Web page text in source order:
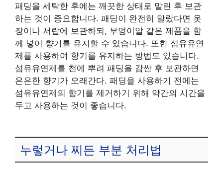
패딩을 세탁한 후에는 깨끗한 상태로 말린 후 보관
하는 것이 중요합니다. 패딩이 완전히 말랐다면 옷
장이나 서랍에 보관하되, 부엉이알 같은 제품을 함
께 넣어 향기를 유지할 수 있습니다. 또한 섬유유연
제를 사용하여 향기를 유지하는 방법도 있습니다.
섬유유연제를 천에 뿌려 패딩을 감싼 후 보관하면
은은한 향기가 오래간다. 패딩을 사용하기 전에는
섬유유연제의 향기를 제거하기 위해 약간의 시간을
두고 사용하는 것이 좋습니다.
누렇거나 찌든 부분 처리법